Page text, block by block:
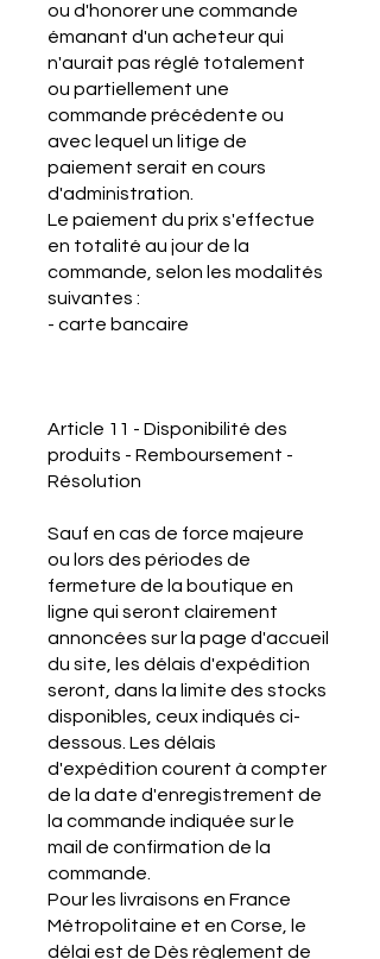
ou d'honorer une commande
émanant d'un acheteur qui
n'aurait pas réglé totalement
ou partiellement une
commande précédente ou
avec lequel un litige de
paiement serait en cours
d'administration.
Le paiement du prix s'effectue
en totalité au jour de la
commande, selon les modalités
suivantes :
- carte bancaire
Article 11 - Disponibilité des
produits - Remboursement -
Résolution
Sauf en cas de force majeure
ou lors des périodes de
fermeture de la boutique en
ligne qui seront clairement
annoncées sur la page d'accueil
du site, les délais d'expédition
seront, dans la limite des stocks
disponibles, ceux indiqués ci-
dessous. Les délais
d'expédition courent à compter
de la date d'enregistrement de
la commande indiquée sur le
mail de confirmation de la
commande.
Pour les livraisons en France
Métropolitaine et en Corse, le
délai est de Dès règlement de